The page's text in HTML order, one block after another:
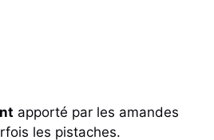
apporté par les amandes
les pistaches.